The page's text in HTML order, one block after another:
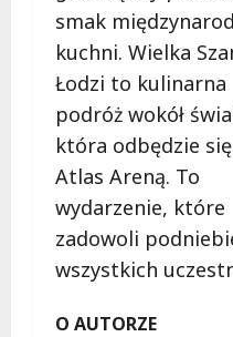
smak
kuchni. Wielka
Łodzi to kulinarna
podróż wokół
która odbędzie
Atlas Areną. To
wydarzenie, które
zadowoli
wszystkich
O AUTORZE